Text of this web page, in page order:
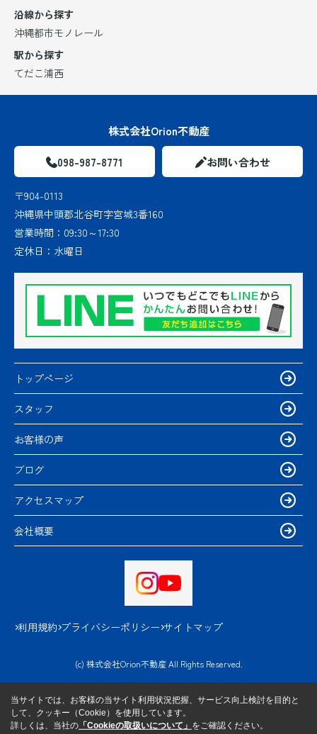
沿線から探す
沖縄都市モノレール
駅から探す
てだこ浦西
株式会社Orion不動産
098-987-8771 お問い合わせ
〒904-0113
沖縄県中頭郡北谷町字宮城3番160
営業時間： 09:30～17:30
定休日： 水曜日
トップページ
スタッフ
お客様の声
ブログ
アクセスマップ
会社概要
利用規約 プライバシーポリシー サイトマップ
(c) 株式会社Orion不動産 All Rights Reserved.
当サイトでは、お客様の当サイト利用状況把握、サービス向上検討を目的と
して、クッキー（Cookie）を使用しています。
詳しくは、当社の 「Cookieの取扱いについて」 をご確認ください。